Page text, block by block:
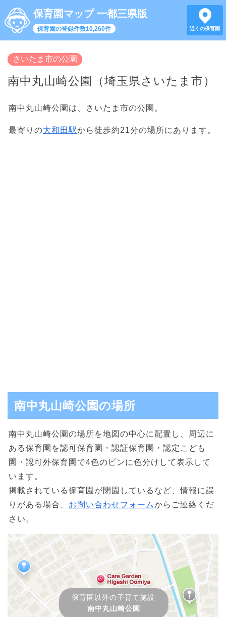
保育園マップ 一都三県版
保育園の登録件数10,260件 近くの保育園
さいたま市の公園
南中丸山崎公園（埼玉県さいたま市）
南中丸山崎公園は、さいたま市の公園。
最寄りの大和田駅から徒歩約21分の場所にあります。
南中丸山崎公園の場所
南中丸山崎公園の場所を地図の中心に配置し、周辺に
ある保育園を認可保育園・認証保育園・認定こども
園・認可外保育園で4色のピンに色分けして表示して
います。
掲載されている保育園が閉園しているなど、情報に誤
りがある場合、 お問い合わせフォームからご連絡くだ
さい。
保育園以外の子育て施設
南中丸山崎公園